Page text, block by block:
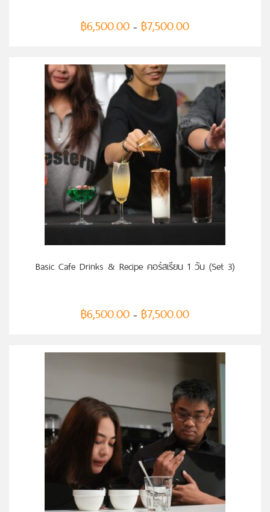
฿6,500.00 – ฿7,500.00
Basic Cafe Drinks & Recipe คอร์สเรียน 1 วัน (Set 3)
฿6,500.00 – ฿7,500.00